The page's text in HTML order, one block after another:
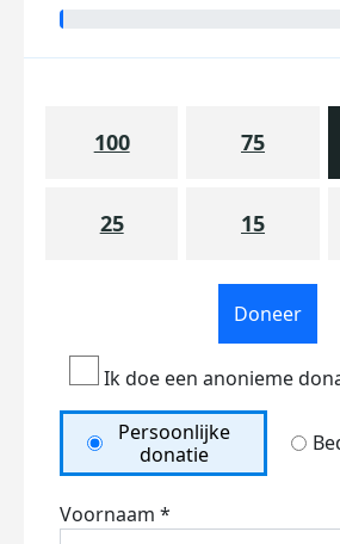
100 75
25 15
Doneer
Ik doe een anonieme
Persoonlijke
donatie
Voornaam *